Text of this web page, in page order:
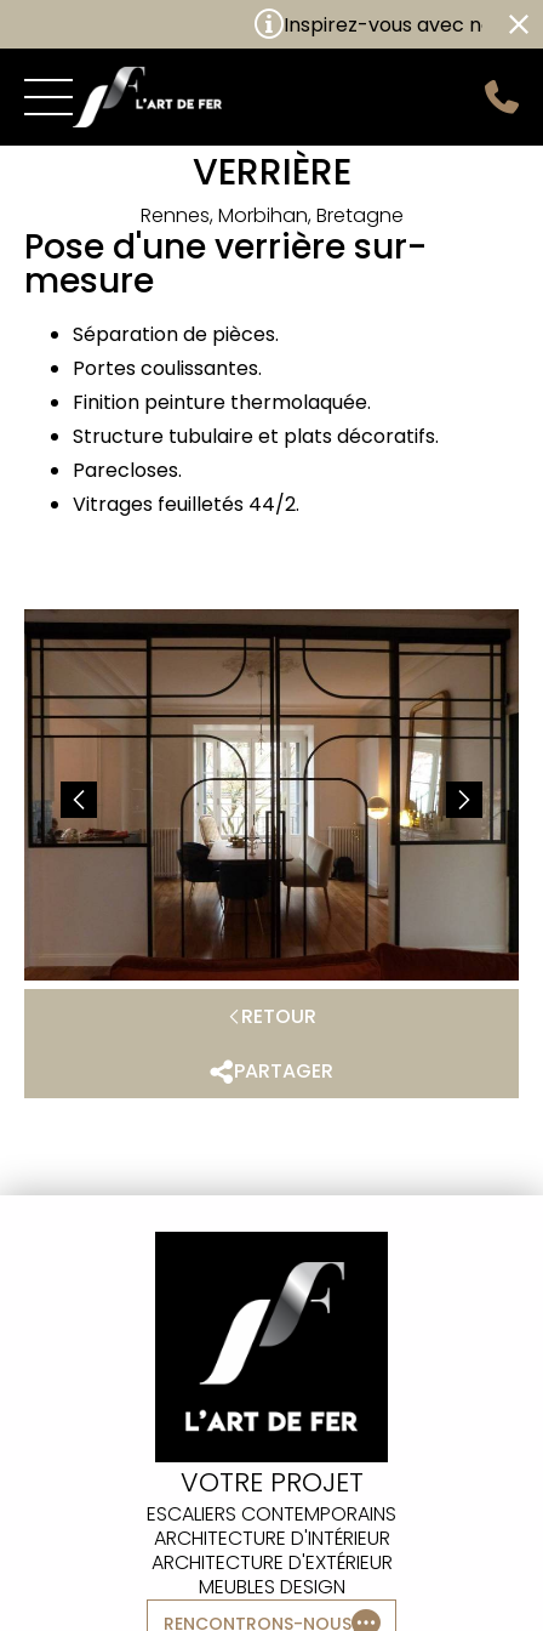
Inspirez-vous avec nos
VERRIÈRE
Rennes, Morbihan, Bretagne
Pose d'une verrière sur-
mesure
Séparation de pièces.
Portes coulissantes.
Finition peinture thermolaquée.
Structure tubulaire et plats décoratifs.
Parecloses.
Vitrages feuilletés 44/2.
RETOUR
PARTAGER
VOTRE PROJET
ESCALIERS CONTEMPORAINS
ARCHITECTURE D'INTÉRIEUR
ARCHITECTURE D'EXTÉRIEUR
MEUBLES DESIGN
RENCONTRONS-NOUS